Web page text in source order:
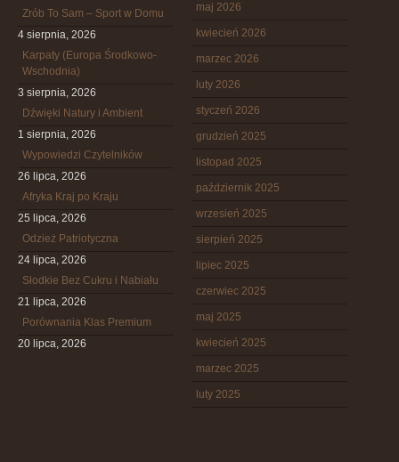
Zrób To Sam – Sport w Domu
4 sierpnia, 2026
Karpaty (Europa Środkowo-
Wschodnia)
3 sierpnia, 2026
Dźwięki Natury i Ambient
1 sierpnia, 2026
Wypowiedzi Czytelników
26 lipca, 2026
Afryka Kraj po Kraju
25 lipca, 2026
Odzież Patriotyczna
24 lipca, 2026
Słodkie Bez Cukru i Nabiału
21 lipca, 2026
Porównania Klas Premium
20 lipca, 2026
maj 2026
kwiecień 2026
marzec 2026
luty 2026
styczeń 2026
grudzień 2025
listopad 2025
październik 2025
wrzesień 2025
sierpień 2025
lipiec 2025
czerwiec 2025
maj 2025
kwiecień 2025
marzec 2025
luty 2025